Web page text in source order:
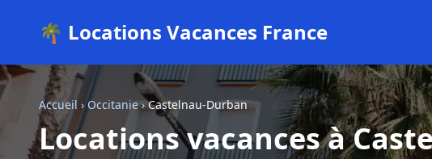
🌴 Locations Vacances France
Accueil › Occitanie›Castelnau-Durban
Locations vacances à